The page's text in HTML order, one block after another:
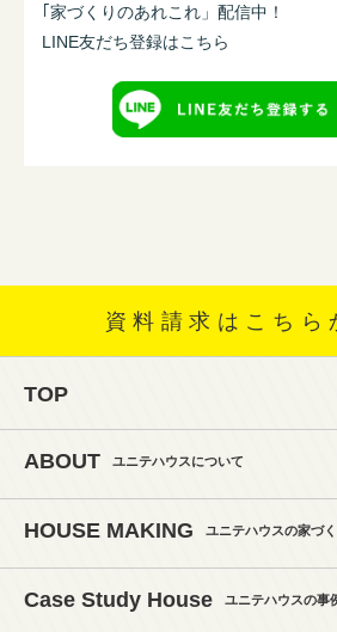
｢家づくりのあれこれ」配信中！
LINE友だち登録はこちら
資料請求はこちら
TOP
ABOUT ユニテハウスについて
HOUSE MAKING ユニテハウスの家づく
Case Study House ユニテハウスの事